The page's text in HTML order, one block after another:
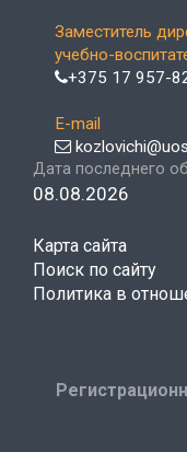
Заместитель
учебно-
+375 17 957-
E-mail
Дата последнего
08.08.2026
Карта сайта
Поиск по сайту
Политика в